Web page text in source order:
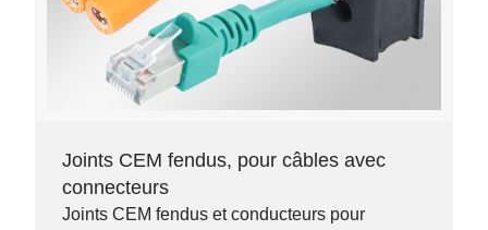
Joints CEM fendus, pour câbles avec
connecteurs
Joints CEM fendus et conducteurs pour